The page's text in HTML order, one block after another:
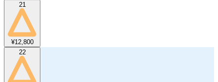
21
¥12,800
22